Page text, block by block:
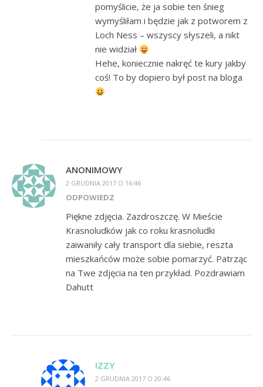
pomyślicie, że ja sobie ten śnieg
wymyśliłam i będzie jak z potworem z
Loch Ness – wszyscy słyszeli, a nikt
nie widział
Hehe, koniecznie nakręć te kury jakby
coś! To by dopiero był post na bloga
ANONIMOWY
2 GRUDNIA 2017 O 16:46
ODPOWIEDZ
Piękne zdjęcia. Zazdroszczę. W Mieście
Krasnoludków jak co roku krasnoludki
zaiwaniły cały transport dla siebie, reszta
mieszkańców może sobie pomarzyć. Patrząc
na Twe zdjęcia na ten przykład. Pozdrawiam
Dahutt
IZZY
2 GRUDNIA 2017 O 20:46